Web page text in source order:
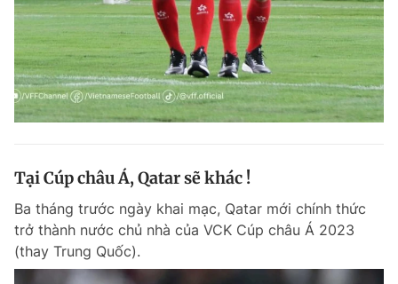
Tại Cúp châu Á, Qatar sẽ khác !
Ba tháng trước ngày khai mạc, Qatar mới chính thức
trở thành nước chủ nhà của VCK Cúp châu Á 2023
(thay Trung Quốc).